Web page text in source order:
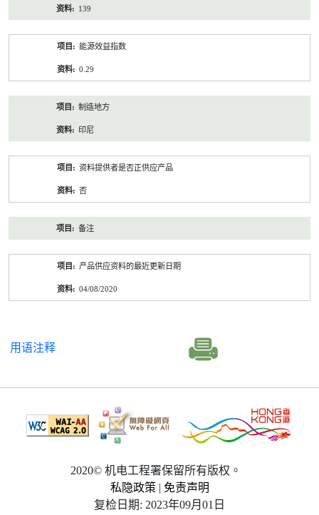
139
能源效益指数
0.29
制造地方
印尼
资料提供者是否正供应产品
否
备注
产品供应资料的最近更新日期
04/08/2020
用语注释
2020© 机电工程署保留所有版权。
私隐政策 | 免责声明
复检日期: 2023年09月01日